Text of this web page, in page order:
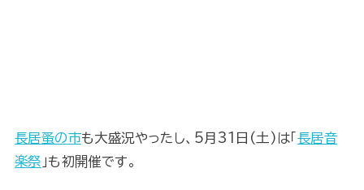
長居蚤の市も大盛況やったし、5月31日(土)は「長居音
楽祭 」も初開催です。